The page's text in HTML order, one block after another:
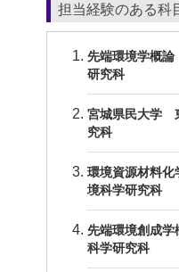
担当経験のある科
先端環境学概
研究科
宮城県民大学
究科
環境資源材料
境科学研究科
先端環境創成
科学研究科